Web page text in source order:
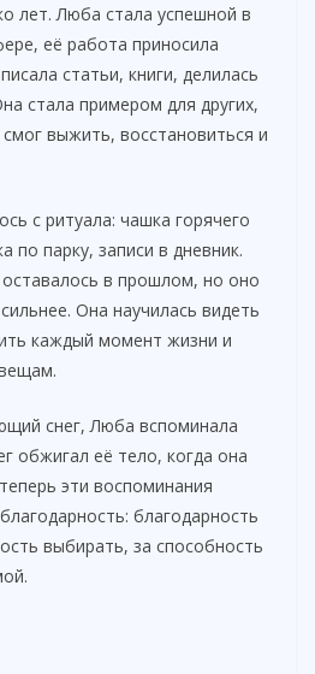
лет. Люба стала успешной в
её работа приносила
статьи, книги, делилась
стала примером для других,
выжить, восстановиться и
с ритуала: чашка горячего
по парку, записи в дневник.
в прошлом, но оно
Она научилась видеть
каждый момент жизни и
снег, Люба вспоминала
обжигал её тело, когда она
эти воспоминания
благодарность
выбирать, за способность